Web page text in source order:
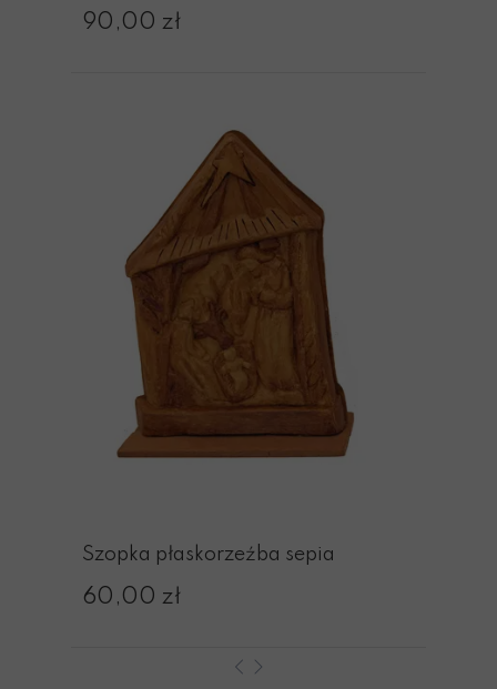
90,00 zł
Szopka płaskorzeźba sepia
60,00 zł